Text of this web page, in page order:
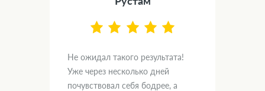
Не ожидал такого результата!
Уже через несколько дней
почувствовал себя бодрее, а